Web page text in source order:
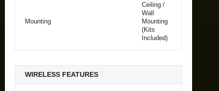
Mounting
Ceiling /
Wall
Mounting
(Kits
Included)
WIRELESS FEATURES